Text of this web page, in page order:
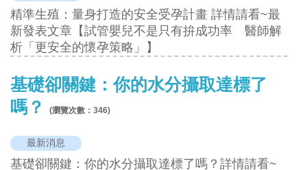
精準生殖：量身打造的安全受孕計畫 詳情請看~最
新發表文章【試管嬰兒不是只有拚成功率 醫師解
析「更安全的懷孕策略」】
基礎卻關鍵：你的水分攝取達標了
嗎？
(瀏覽次數：346)
最新消息
基礎卻關鍵：你的水分攝取達標了嗎？詳情請看~